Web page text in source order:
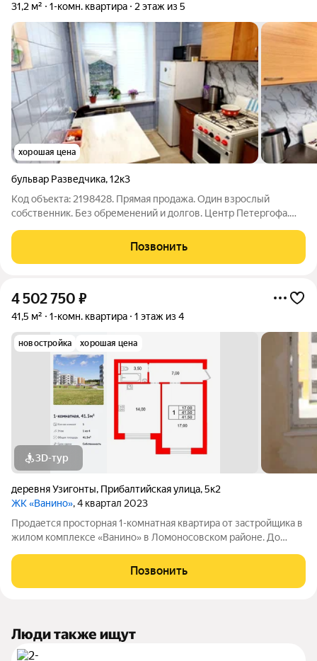
31,2 м² 1-комн. квартира 2 этаж из 5
хорошая цена
бульвар Разведчика,12к3
Код объекта: 2198428. Прямая продажа. Один взрослый
собственник. Без обременений и долгов. Центр Петергофа.
магазины, транспорт, садики и школы). До парка 5 минут
пешком. Тихий двор. Кирпичный дом.
Позвонить
4 502 750 ₽
41,5 м² 1-комн. квартира 1 этаж из 4
новостройка хорошая цена
3D-тур
деревня Узигонты, Прибалтийская улица,5к2
ЖК «Ванино», 4 квартал 2023
Продается просторная 1-комнатная квартира от застройщика в
жилом комплексе «Ванино» в Ломоносовском районе. До
Удобная, классическая планировка. Общая площадь квартиры -
41.5 м, высота потолка
Позвонить
Люди также ищут